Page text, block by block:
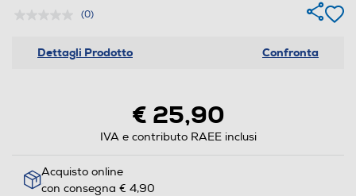
(0)
Dettagli Prodotto Confronta
€ 25,90
IVA e contributo RAEE inclusi
Acquisto online
con consegna € 4,90